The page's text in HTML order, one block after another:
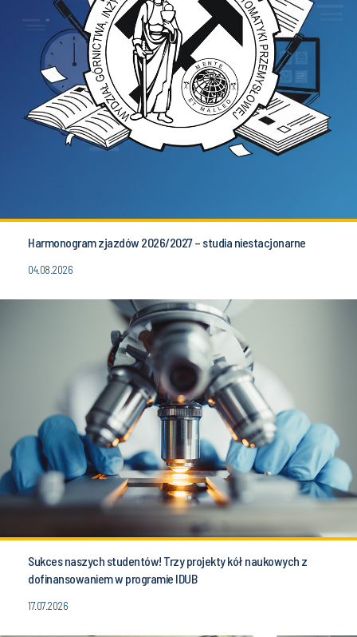
Harmonogram zjazdów 2026/2027 – studia niestacjonarne
04.08.2026
Sukces naszych studentów! Trzy projekty kół naukowych z
dofinansowaniem w programie IDUB
17.07.2026